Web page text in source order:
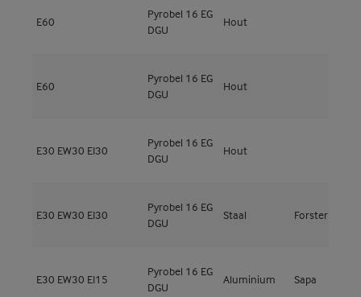
E60
Pyrobel 16 EG
DGU
Hout
E60
Pyrobel 16 EG
DGU
Hout
E30 EW30 EI30
Pyrobel 16 EG
DGU
Hout
E30 EW30 EI30
Pyrobel 16 EG
DGU
Staal Forster
E30 EW30 EI15
Pyrobel 16 EG
DGU
Aluminium Sapa